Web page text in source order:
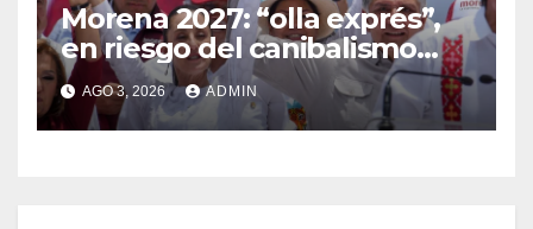
Morena 2027: “olla exprés”,
en riesgo del canibalismo
interno
AGO 3, 2026 ADMIN